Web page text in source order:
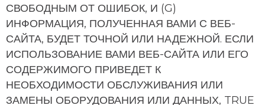
СВОБОДНЫМ ОТ ОШИБОК, И (G)
ИНФОРМАЦИЯ, ПОЛУЧЕННАЯ ВАМИ С ВЕБ-
САЙТА, БУДЕТ ТОЧНОЙ ИЛИ НАДЕЖНОЙ. ЕСЛИ
ИСПОЛЬЗОВАНИЕ ВАМИ ВЕБ-САЙТА ИЛИ ЕГО
СОДЕРЖИМОГО ПРИВЕДЕТ К
НЕОБХОДИМОСТИ ОБСЛУЖИВАНИЯ ИЛИ
ЗАМЕНЫ ОБОРУДОВАНИЯ ИЛИ ДАННЫХ, TRUE